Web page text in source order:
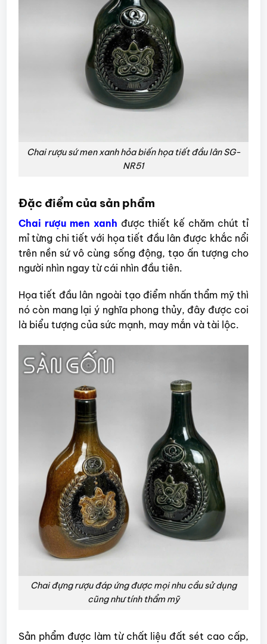
Chai rượu sứ men xanh hỏa biến họa tiết đầu lân SG-
NR51
Đặc điểm của sản phẩm
Chai rượu men xanh được thiết kế chăm chút tỉ
mỉ từng chi tiết với họa tiết đầu lân được khắc nổi
trên nền sứ vô cùng sống động, tạo ấn tượng cho
người nhìn ngay từ cái nhìn đầu tiên.
Họa tiết đầu lân ngoài tạo điểm nhấn thẩm mỹ thì
nó còn mang lại ý nghĩa phong thủy, đây được coi
là biểu tượng của sức mạnh, may mắn và tài lộc.
Chai đựng rượu đáp ứng được mọi nhu cầu sử dụng
cũng như tính thẩm mỹ
Sản phẩm được làm từ chất liệu đất sét cao cấp,